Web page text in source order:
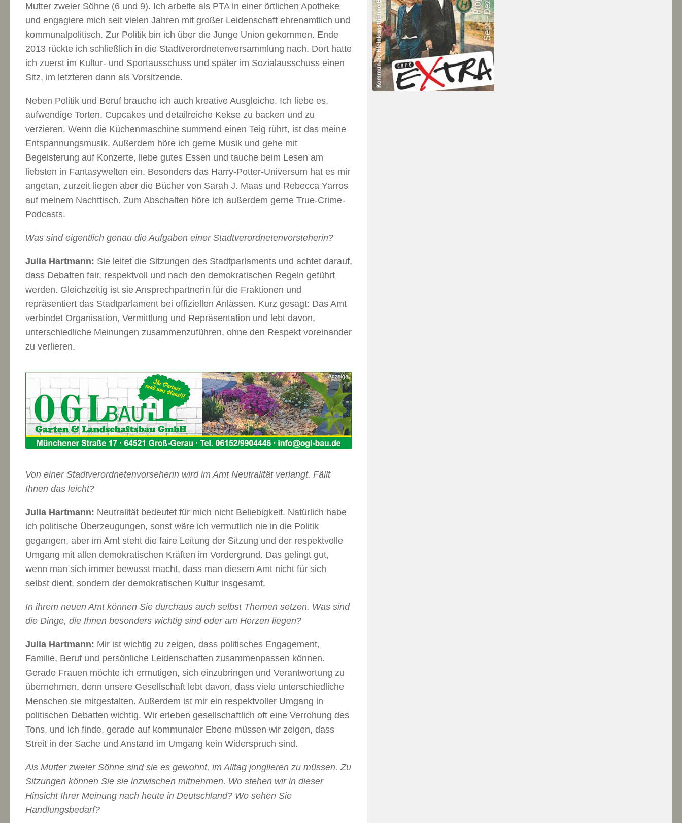
Mutter zweier Söhne (6 und 9). Ich arbeite als PTA in einer örtlichen Apotheke
und engagiere mich seit vielen Jahren mit großer Leidenschaft ehrenamtlich und
kommunalpolitisch. Zur Politik bin ich über die Junge Union gekommen. Ende
2013 rückte ich schließlich in die Stadtverordnetenversammlung nach. Dort hatte
ich zuerst im Kultur- und Sportausschuss und später im Sozialausschuss einen
Sitz, im letzteren dann als Vorsitzende.
Neben Politik und Beruf brauche ich auch kreative Ausgleiche. Ich liebe es,
aufwendige Torten, Cupcakes und detailreiche Kekse zu backen und zu
verzieren. Wenn die Küchenmaschine summend einen Teig rührt, ist das meine
Entspannungsmusik. Außerdem höre ich gerne Musik und gehe mit
Begeisterung auf Konzerte, liebe gutes Essen und tauche beim Lesen am
liebsten in Fantasywelten ein. Besonders das Harry-Potter-Universum hat es mir
angetan, zurzeit liegen aber die Bücher von Sarah J. Maas und Rebecca Yarros
auf meinem Nachttisch. Zum Abschalten höre ich außerdem gerne True-Crime-
Podcasts.
Was sind eigentlich genau die Aufgaben einer Stadtverordnetenvorsteherin?
Julia Hartmann: Sie leitet die Sitzungen des Stadtparlaments und achtet darauf,
dass Debatten fair, respektvoll und nach den demokratischen Regeln geführt
werden. Gleichzeitig ist sie Ansprechpartnerin für die Fraktionen und
repräsentiert das Stadtparlament bei offiziellen Anlässen. Kurz gesagt: Das Amt
verbindet Organisation, Vermittlung und Repräsentation und lebt davon,
unterschiedliche Meinungen zusammenzuführen, ohne den Respekt voreinander
zu verlieren.
Von einer Stadtverordnetenvorseherin wird im Amt Neutralität verlangt. Fällt
Ihnen das leicht?
Julia Hartmann: Neutralität bedeutet für mich nicht Beliebigkeit. Natürlich habe
ich politische Überzeugungen, sonst wäre ich vermutlich nie in die Politik
gegangen, aber im Amt steht die faire Leitung der Sitzung und der respektvolle
Umgang mit allen demokratischen Kräften im Vordergrund. Das gelingt gut,
wenn man sich immer bewusst macht, dass man diesem Amt nicht für sich
selbst dient, sondern der demokratischen Kultur insgesamt.
In ihrem neuen Amt können Sie durchaus auch selbst Themen setzen. Was sind
die Dinge, die Ihnen besonders wichtig sind oder am Herzen liegen?
Julia Hartmann: Mir ist wichtig zu zeigen, dass politisches Engagement,
Familie, Beruf und persönliche Leidenschaften zusammenpassen können.
Gerade Frauen möchte ich ermutigen, sich einzubringen und Verantwortung zu
übernehmen, denn unsere Gesellschaft lebt davon, dass viele unterschiedliche
Menschen sie mitgestalten. Außerdem ist mir ein respektvoller Umgang in
politischen Debatten wichtig. Wir erleben gesellschaftlich oft eine Verrohung des
Tons, und ich finde, gerade auf kommunaler Ebene müssen wir zeigen, dass
Streit in der Sache und Anstand im Umgang kein Widerspruch sind.
Als Mutter zweier Söhne sind sie es gewohnt, im Alltag jonglieren zu müssen. Zu
Sitzungen können Sie sie inzwischen mitnehmen. Wo stehen wir in dieser
Hinsicht Ihrer Meinung nach heute in Deutschland? Wo sehen Sie
Handlungsbedarf?